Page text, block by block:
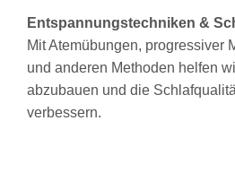
Entspannungstechniken &
Mit Atemübungen, progressiver
und anderen Methoden helfen
abzubauen und die
verbessern.